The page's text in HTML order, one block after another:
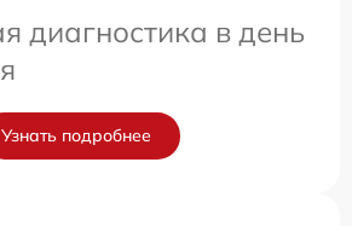
диагностика в день
Узнать подробнее